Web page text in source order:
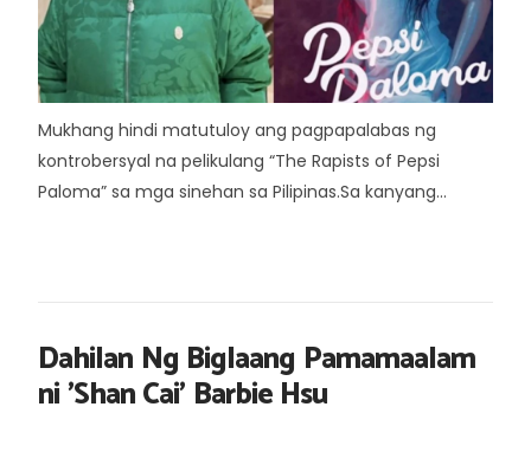
Mukhang hindi matutuloy ang pagpapalabas ng
kontrobersyal na pelikulang “The Rapists of Pepsi
Paloma” sa mga sinehan sa Pilipinas.Sa kanyang...
Dahilan Ng Biglaang Pamamaalam
ni 'Shan Cai' Barbie Hsu